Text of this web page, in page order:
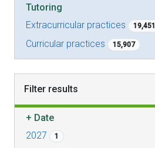
Tutoring
Extracurricular practices
19,451
Curricular practices 15,907
Filter results
+ Date
2027
1